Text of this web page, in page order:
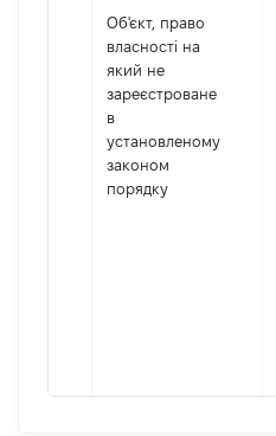
Об'єкт, право
власності на
який не
зареєстроване
в
установленому
законом
порядку